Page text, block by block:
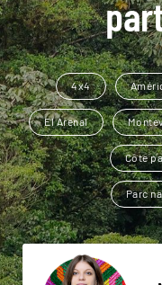
4x4
El Arenal
Côte
Parc